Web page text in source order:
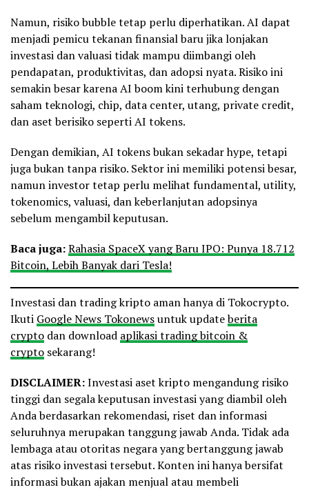
Namun, risiko bubble tetap perlu diperhatikan. AI dapat
menjadi pemicu tekanan finansial baru jika lonjakan
investasi dan valuasi tidak mampu diimbangi oleh
pendapatan, produktivitas, dan adopsi nyata. Risiko ini
semakin besar karena AI boom kini terhubung dengan
saham teknologi, chip, data center, utang, private credit,
dan aset berisiko seperti AI tokens.
Dengan demikian, AI tokens bukan sekadar hype, tetapi
juga bukan tanpa risiko. Sektor ini memiliki potensi besar,
namun investor tetap perlu melihat fundamental, utility,
tokenomics, valuasi, dan keberlanjutan adopsinya
sebelum mengambil keputusan.
Baca juga:Rahasia SpaceX yang Baru IPO: Punya 18.712
Bitcoin, Lebih Banyak dari Tesla!
Investasi dan trading kripto aman hanya di Tokocrypto.
Ikuti Google News Tokonewsuntuk updateberita
crypto dan download aplikasi trading bitcoin &
crypto sekarang!
DISCLAIMER:Investasi aset kripto mengandung risiko
tinggi dan segala keputusan investasi yang diambil oleh
Anda berdasarkan rekomendasi, riset dan informasi
seluruhnya merupakan tanggung jawab Anda. Tidak ada
lembaga atau otoritas negara yang bertanggung jawab
atas risiko investasi tersebut. Konten ini hanya bersifat
informasi bukan ajakan menjual atau membeli